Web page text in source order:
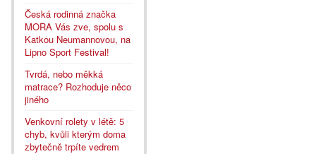
Česká rodinná značka
MORA Vás zve, spolu s
Katkou Neumannovou, na
Lipno Sport Festival!
Tvrdá, nebo měkká
matrace? Rozhoduje něco
jiného
Venkovní rolety v létě: 5
chyb, kvůli kterým doma
zbytečně trpíte vedrem